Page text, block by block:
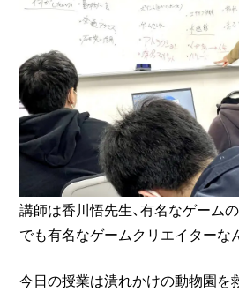
講師は香川悟先生、有名なゲーム
でも有名なゲームクリエイターな
今日の授業は潰れかけの動物園を